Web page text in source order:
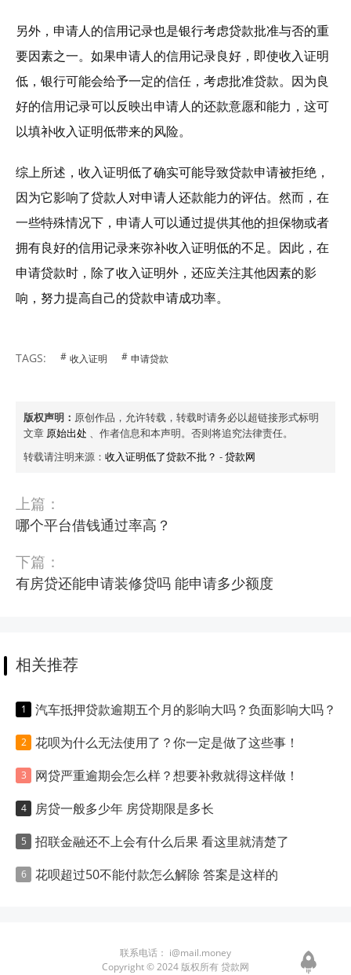
另外，申请人的信用记录也是银行考虑贷款批准与否的重
要因素之一。如果申请人的信用记录良好，即使收入证明
低，银行可能会给予一定的信任，考虑批准贷款。因为良
好的信用记录可以反映出申请人的还款意愿和能力，这可
以填补收入证明低带来的风险。
综上所述，收入证明低了确实可能导致贷款申请被拒绝，
因为它影响了贷款人对申请人还款能力的评估。然而，在
一些特殊情况下，申请人可以通过提供其他的担保物或者
拥有良好的信用记录来弥补收入证明低的不足。因此，在
申请贷款时，除了收入证明外，还应关注其他因素的影
响，努力提高自己的贷款申请成功率。
TAGS: 收入证明 申请贷款
版权声明： 原创作品，允许转载，转载时请务必以超链接形式标明
文章 原始出处 、作者信息和本声明。否则将追究法律责任。
转载请注明来源： 收入证明低了贷款不批？ -贷款网
上篇：
哪个平台借钱通过率高？
下篇：
有房贷还能申请装修贷吗 能申请多少额度
相关推荐
汽车抵押贷款逾期五个月的影响大吗？负面影响大吗？
花呗为什么无法使用了？你一定是做了这些事！
网贷严重逾期会怎么样？想要补救就得这样做！
房贷一般多少年 房贷期限是多长
招联金融还不上会有什么后果 看这里就清楚了
花呗超过50不能付款怎么解除 答案是这样的
联系电话： i@mail.money
Copyright © 2024 版权所有 贷款网